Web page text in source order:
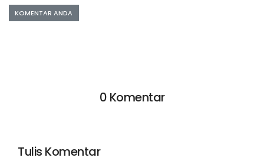
KOMENTAR ANDA
0 Komentar
Tulis Komentar